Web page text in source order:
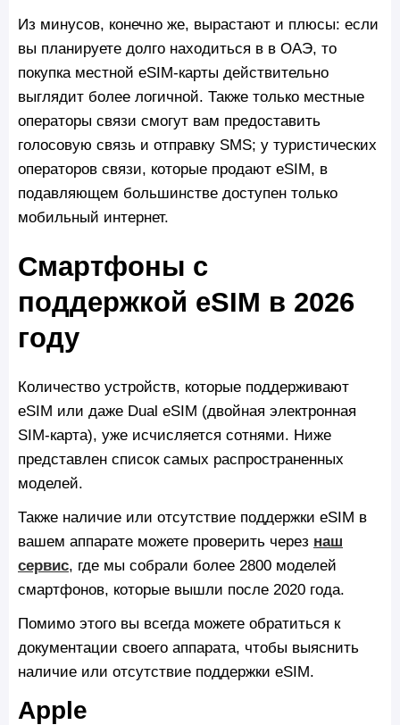
Из минусов, конечно же, вырастают и плюсы: если
вы планируете долго находиться в в ОАЭ, то
покупка местной eSIM-карты действительно
выглядит более логичной. Также только местные
операторы связи смогут вам предоставить
голосовую связь и отправку SMS; у туристических
операторов связи, которые продают eSIM, в
подавляющем большинстве доступен только
мобильный интернет.
Смартфоны с
поддержкой eSIM в 2026
году
Количество устройств, которые поддерживают
eSIM или даже Dual eSIM (двойная электронная
SIM-карта), уже исчисляется сотнями. Ниже
представлен список самых распространенных
моделей.
Также наличие или отсутствие поддержки eSIM в
вашем аппарате можете проверить через наш
сервис, где мы собрали более 2800 моделей
смартфонов, которые вышли после 2020 года.
Помимо этого вы всегда можете обратиться к
документации своего аппарата, чтобы выяснить
наличие или отсутствие поддержки eSIM.
Apple